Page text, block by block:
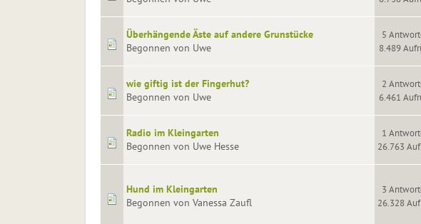
Überhängende Äste auf andere Grunstücke
Begonnen von Uwe
5
8.489
wie giftig ist der Fingerhut?
Begonnen von Uwe
2
6.461
Radio im Kleingarten
Begonnen von Uwe Hesse
1
26.763
Hund im Kleingarten
Begonnen von Vanessa Zaufl
3
26.328